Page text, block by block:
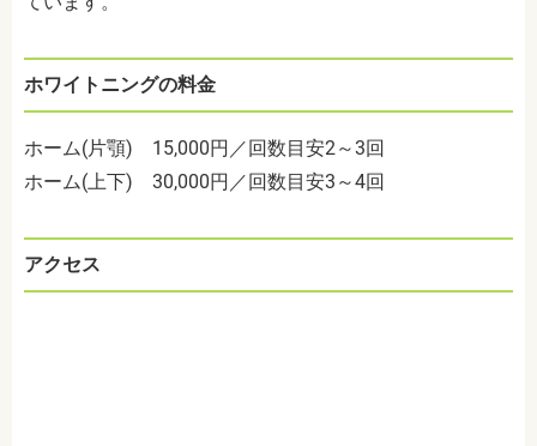
ホワイトニングの料金
ホーム(片顎) 15,000円／回数目安2～3回
ホーム(上下) 30,000円／回数目安3～4回
アクセス